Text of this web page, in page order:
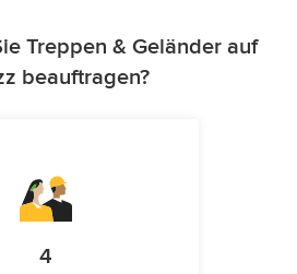
Treppen & Geländer auf
beauftragen?
4